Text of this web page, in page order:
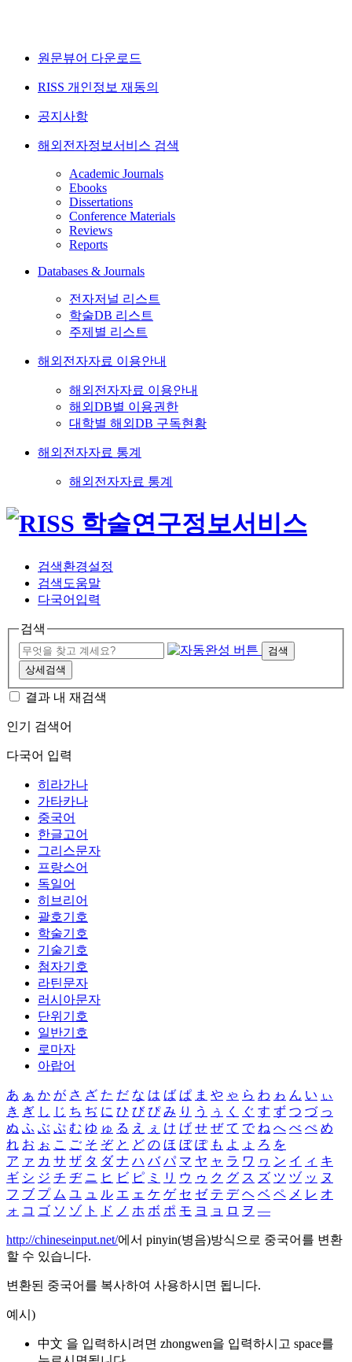
원문뷰어 다운로드
RISS 개인정보 재동의
공지사항
해외전자정보서비스 검색
Academic Journals
Ebooks
Dissertations
Conference Materials
Reviews
Reports
Databases & Journals
전자저널 리스트
학술DB 리스트
주제별 리스트
해외전자자료 이용안내
해외전자자료 이용안내
해외DB별 이용권한
대학별 해외DB 구독현황
해외전자자료 통계
해외전자자료 통계
검색환경설정
검색도움말
다국어입력
검색
검색
상세검색
결과 내 재검색
인기 검색어
다국어 입력
히라가나
가타카나
중국어
한글고어
그리스문자
프랑스어
독일어
히브리어
괄호기호
학술기호
기술기호
첨자기호
라틴문자
러시아문자
단위기호
일반기호
로마자
아랍어
あ ぁ か が さ ざ た だ な は ば ぱ ま や ゃ ら わ ゎ ん い ぃ
き ぎ し じ ち ぢ に ひ び ぴ み り う ぅ く ぐ す ず つ づ っ
ぬ ふ ぶ ぷ む ゆ ゅ る え ぇ け げ せ ぜ て で ね へ べ ぺ め
れ お ぉ こ ご そ ぞ と ど の ほ ぼ ぽ も よ ょ ろ を
ア ァ カ サ ザ タ ダ ナ ハ バ パ マ ヤ ャ ラ ワ ヮ ン イ ィ キ
ギ シ ジ チ ヂ ニ ヒ ビ ピ ミ リ ウ ゥ ク グ ス ズ ツ ヅ ッ ヌ
フ ブ プ ム ユ ュ ル エ ェ ケ ゲ セ ゼ テ デ ヘ ベ ペ メ レ オ
ォ コ ゴ ソ ゾ ト ド ノ ホ ボ ポ モ ヨ ョ ロ ヲ ―
http://chineseinput.net/에서 pinyin(병음)방식으로 중국어를 변환
할 수 있습니다.
변환된 중국어를 복사하여 사용하시면 됩니다.
예시)
中文 을 입력하시려면 zhongwen을 입력하시고 space를